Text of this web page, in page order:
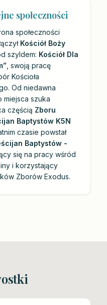
społeczności
społeczności
Kościół Boży
szyldem: Kościół Dla
, swoją pracę
Kościoła
Od niedawna
miejsca szuka
częścią Zboru
Baptystów K5N
czasie powstał
Baptystów -
się na pracy wśród
i korzystający
Zborów Exodus.